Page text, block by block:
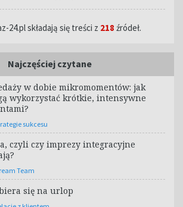
24.pl składają się treści z 218 źródeł.
Najczęściej czytane
w dobie mikromomentów: jak
wykorzystać krótkie, intensywne
sukcesu
czyli czy imprezy integracyjne
Team
się na urlop